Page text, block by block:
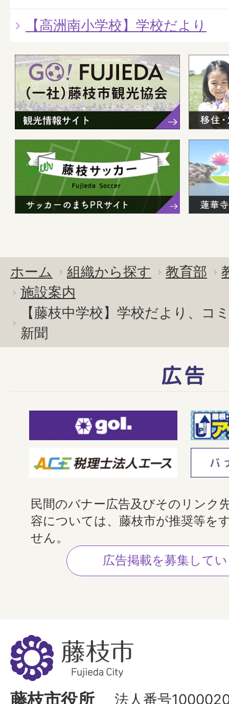
【高洲南小学校】学校だより
ホーム 組織から探す 教育部
施設案内
【藤枝中学校】学校だより、コ
新聞
広告
民間のバナー広告及びそのリンク
容については、藤枝市が推奨等を
せん。
広告掲載を募集して
藤
枝
市
Fujieda
藤枝市役所 法人番号